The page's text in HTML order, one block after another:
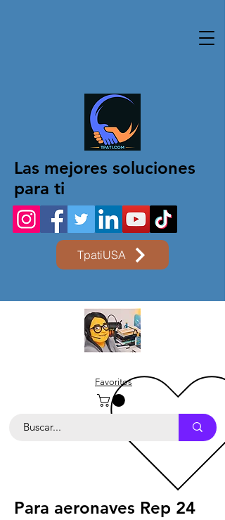
Las mejores soluciones
para ti
TpatiUSA
Favoritos
Para aeronaves Rep 24